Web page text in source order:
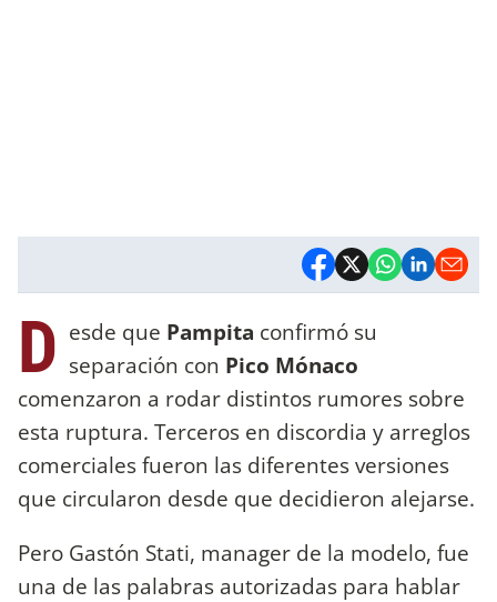
D esde que Pampita confirmó su
separación con Pico Mónaco
comenzaron a rodar distintos rumores sobre
esta ruptura. Terceros en discordia y arreglos
comerciales fueron las diferentes versiones
que circularon desde que decidieron alejarse.
Pero Gastón Stati, manager de la modelo, fue
una de las palabras autorizadas para hablar